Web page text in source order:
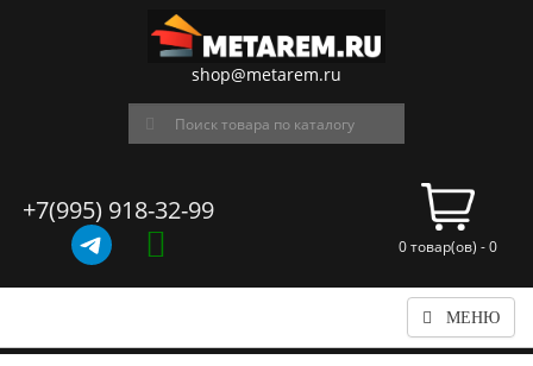
shop@metarem.ru
+7(995) 918-32-99
0 товар(ов) - 0
МЕНЮ